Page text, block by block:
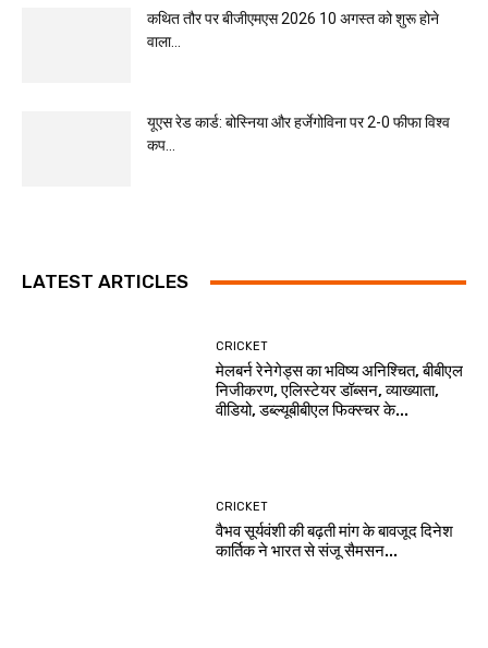
कथित तौर पर बीजीएमएस 2026 10 अगस्त को शुरू होने
वाला...
यूएस रेड कार्ड: बोस्निया और हर्जेगोविना पर 2-0 फीफा विश्व
कप...
LATEST ARTICLES
CRICKET
मेलबर्न रेनेगेड्स का भविष्य अनिश्चित, बीबीएल
निजीकरण, एलिस्टेयर डॉब्सन, व्याख्याता,
वीडियो, डब्ल्यूबीबीएल फिक्स्चर के...
CRICKET
वैभव सूर्यवंशी की बढ़ती मांग के बावजूद दिनेश
कार्तिक ने भारत से संजू सैमसन...